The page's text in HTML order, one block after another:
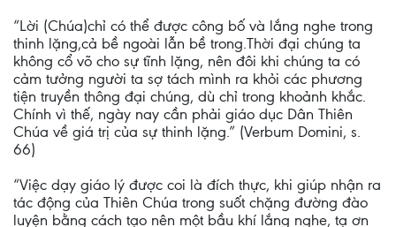
“Lời (Chúa)chỉ có thể được công bố và lắng nghe trong
thinh lặng,cả bề ngoài lẫn bề trong.Thời đại chúng ta
không cổ võ cho sự tĩnh lặng, nên đôi khi chúng ta có
cảm tưởng người ta sợ tách mình ra khỏi các phương
tiện truyền thông đại chúng, dù chỉ trong khoảnh khắc.
Chính vì thế, ngày nay cần phải giáo dục Dân Thiên
Chúa về giá trị của sự thinh lặng.” (Verbum Domini, s.
66)
“Việc dạy giáo lý được coi là đích thực, khi giúp nhận ra
tác động của Thiên Chúa trong suốt chặng đường đào
luyện bằng cách tạo nên một bầu khí lắng nghe, tạ ơn